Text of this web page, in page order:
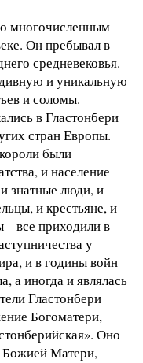
многочисленным
Он пребывал в
средневековья.
и уникальную
и соломы.
в Гластонбери
стран Европы.
были
и население
знатные люди, и
и крестьяне, и
– все приходили в
у
и в годины войн
а иногда и являлась
Гластонбери
Богоматери,
Оно
Божией Матери,